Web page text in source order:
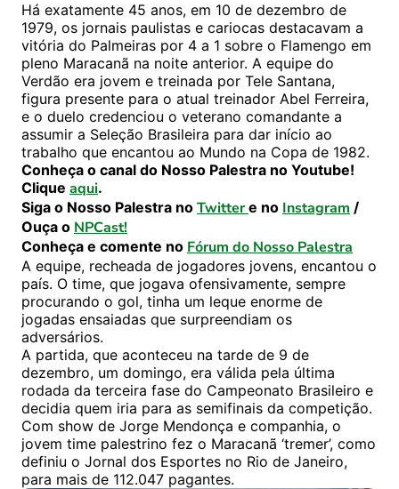
Há exatamente 45 anos, em 10 de dezembro de
1979, os jornais paulistas e cariocas destacavam a
vitória do Palmeiras por 4 a 1 sobre o Flamengo em
pleno Maracanã na noite anterior. A equipe do
Verdão era jovem e treinada por Tele Santana,
figura presente para o atual treinador Abel Ferreira,
e o duelo credenciou o veterano comandante a
assumir a Seleção Brasileira para dar início ao
trabalho que encantou ao Mundo na Copa de 1982.
Conheça o canal do Nosso Palestra no Youtube!
Clique aqui.
Siga o Nosso Palestra no Twittere no Instagram /
Ouça o NPCast!
Conheça e comente no Fórum do Nosso Palestra
A equipe, recheada de jogadores jovens, encantou o
país. O time, que jogava ofensivamente, sempre
procurando o gol, tinha um leque enorme de
jogadas ensaiadas que surpreendiam os
adversários.
A partida, que aconteceu na tarde de 9 de
dezembro, um domingo, era válida pela última
rodada da terceira fase do Campeonato Brasileiro e
decidia quem iria para as semifinais da competição.
Com show de Jorge Mendonça e companhia, o
jovem time palestrino fez o Maracanã ‘tremer’, como
definiu o Jornal dos Esportes no Rio de Janeiro,
para mais de 112.047 pagantes.